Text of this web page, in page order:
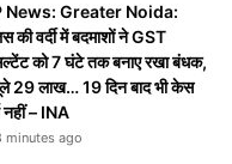
News: Greater Noida:
की वर्दी में बदमाशों ने GST
को 7 घंटे तक बनाए रखा बंधक,
29 लाख… 19 दिन बाद भी केस
नहीं – INA
minutes ago